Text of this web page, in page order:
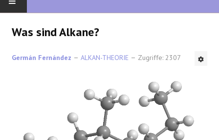
Was sind Alkane?
Germán Fernández ALKAN-THEORIE Zugriffe: 2307